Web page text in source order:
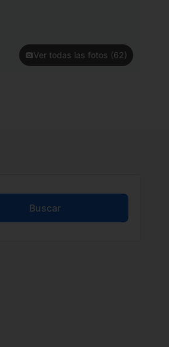
Ver todas las fotos (62)
Buscar